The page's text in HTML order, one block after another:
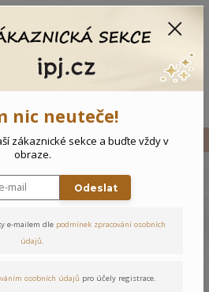
Lvíčci
Lvíčci
nic neuteče!
zákaznické sekce a buďte vždy v
obraze.
Odeslat
e-mailem dle podmínek zpracování osobních
údajů.
osobních údajů pro účely registrace.